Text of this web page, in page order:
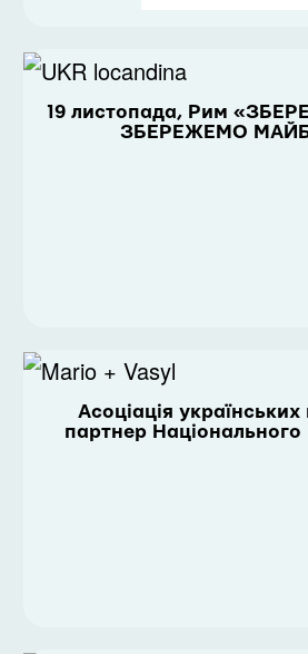
19 листопада, Рим
ЗБЕРЕЖЕМО
Асоціація українських
партнер Національного